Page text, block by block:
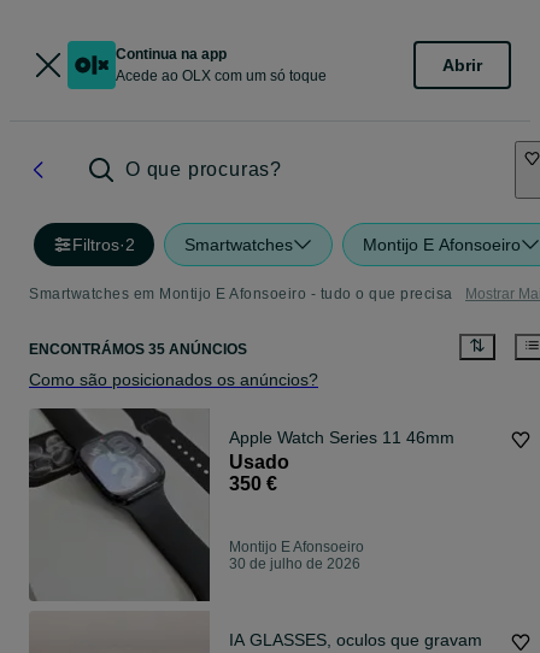
Continua na app
Acede ao OLX com um só toque
Abrir
O que procuras?
Filtros·2 Smartwatches Montijo E Afonsoeiro
Smartwatches em Montijo E Afonsoeiro - tudo o que precisa Mostrar
ENCONTRÁMOS 35 ANÚNCIOS
Como são posicionados os anúncios?
Apple Watch Series 11 46mm
Usado
350 €
Montijo E Afonsoeiro
30 de julho de 2026
IA GLASSES, oculos que gravam